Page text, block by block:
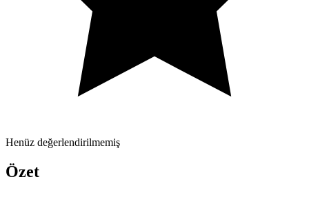
Henüz değerlendirilmemiş
Özet